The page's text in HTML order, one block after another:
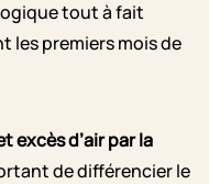
tout à fait
les premiers mois de
excès d’air par la
de différencier le